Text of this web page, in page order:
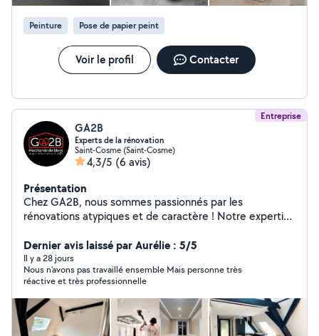
Peinture Pose de papier peint
Voir le profil Contacter
Entreprise
GA2B
Experts de la rénovation
Saint-Cosme (Saint-Cosme)
4,3/5 (6 avis)
Présentation
Chez GA2B, nous sommes passionnés par les
rénovations atypiques et de caractère ! Notre expertise
nous permet de livrer des projets clés en main, tous
corps d'état. À la fois marchands de biens et société de
rénovation, nous disposons en interne d'une équipe de
spécialistes: Architecte, décorateur, plaquiste,
carreleur, peintre, poseur de sol, menuisier, cuisiniste,
sanitaire. Que ce soit pour une rénovation complète, un
réagencement ou simplement pour moderniser votre
Dernier avis laissé par Aurélie : 5/5
Il y a 28 jours
Nous n’avons pas travaillé ensemble Mais personne très
réactive et très professionnelle